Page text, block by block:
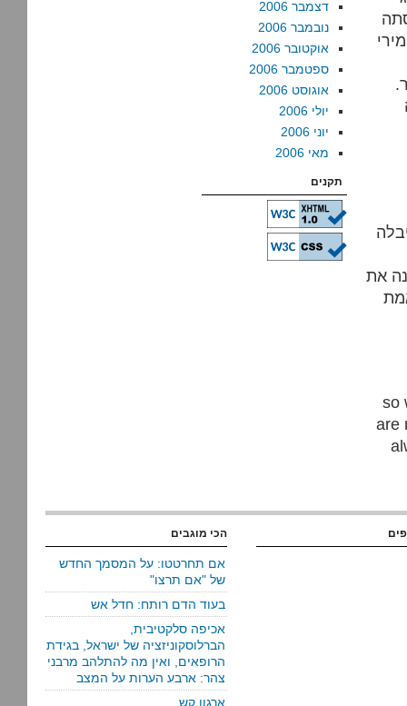
את
so
are
דצמבר 2006
נובמבר 2006
אוקטובר 2006
ספטמבר 2006
אוגוסט 2006
יולי 2006
יוני 2006
מאי 2006
תקנים
הכי מוגבים
אם תחרטטו: על המסמך החדש
של "אם תרצו"
בעוד הדם רותח: חדל אש
אכיפה סלקטיבית,
הברלוסקוניזציה של ישראל, בגידת
הרופאים, ואין מה להתלהב מרבני
צהר: ארבע הערות על המצב
ארגון קש